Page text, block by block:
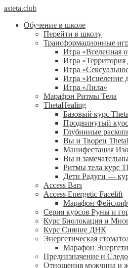
asteta.club
Обучение в школе
Перейти в школу
Трансформационные
Игра «Вселенная
Игра «Территория
Игра
Игра «Исцеление
Игра «Лила»
Марафон Ритмы Тела
ThetaHealing
Базовый курс
Продвинутый
Глубинные
Вы и Творец
Манифестация
Вы и
Ритмы тела курс
Дети Радуги —
Access Bars
Access Energetic Facelift
Марафон
Серия курсов Руны и
Курс Биолокация и
Курс Сияние ДНК
Энергетическая
Марафон
Предназначение и
Отношения мужчина и